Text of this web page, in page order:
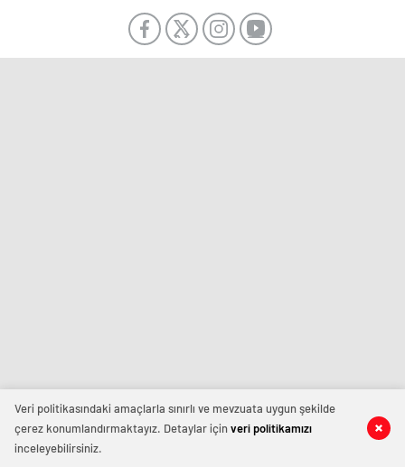
Veri politikasındaki amaçlarla sınırlı ve mevzuata uygun şekilde
çerez konumlandırmaktayız. Detaylar içinveri politikamızı
inceleyebilirsiniz.